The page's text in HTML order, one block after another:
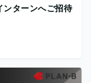
ンターンへご招待